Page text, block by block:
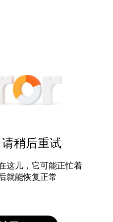
稍后重试
这儿，它可能正忙着
就能恢复正常